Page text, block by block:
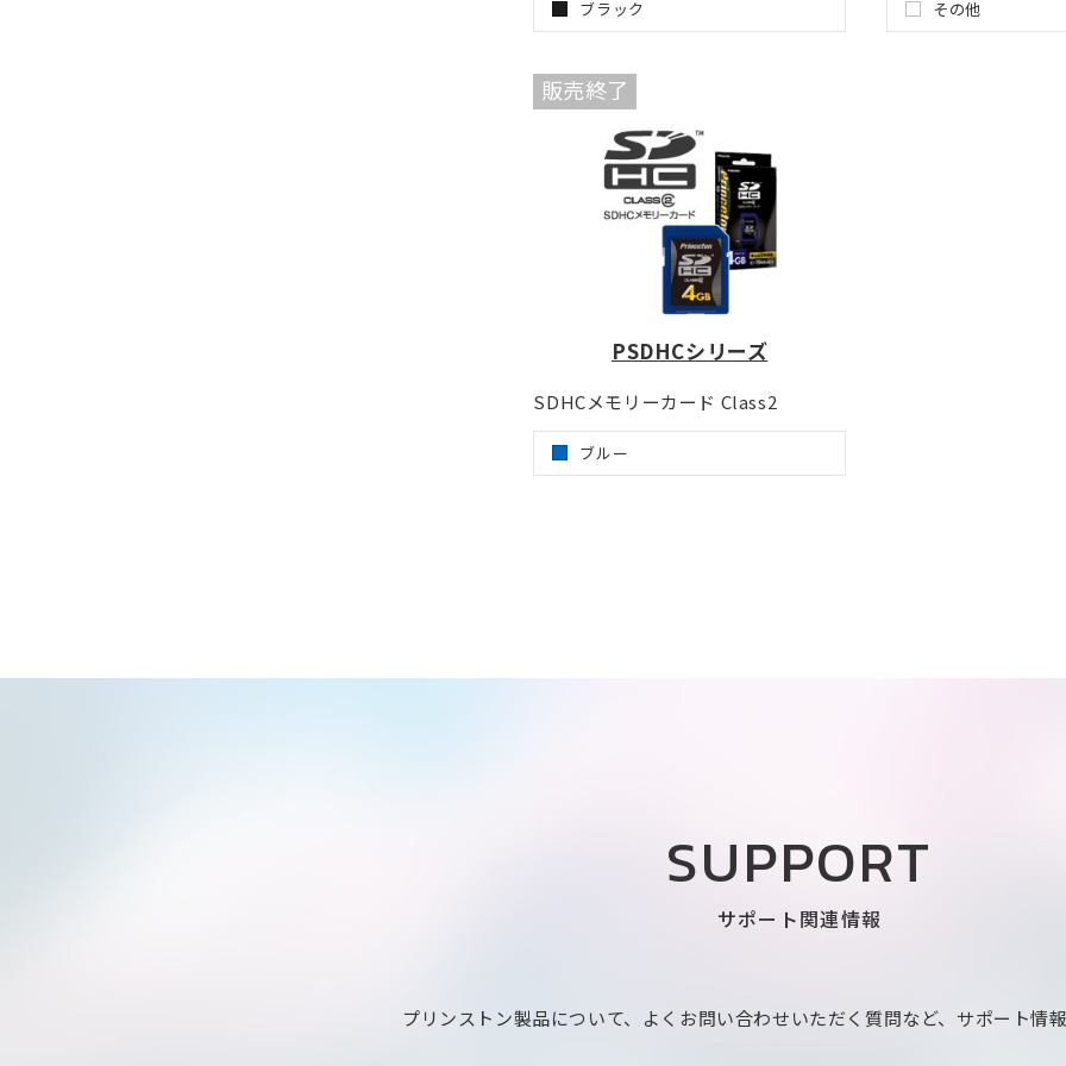
ブラック その他
販売終了
PSDHCシリーズ
SDHCメモリーカード Class2
ブルー
SUPPORT
サポート関連情報
プリンストン製品について、よくお問い合わせいただく質問など、サポート情